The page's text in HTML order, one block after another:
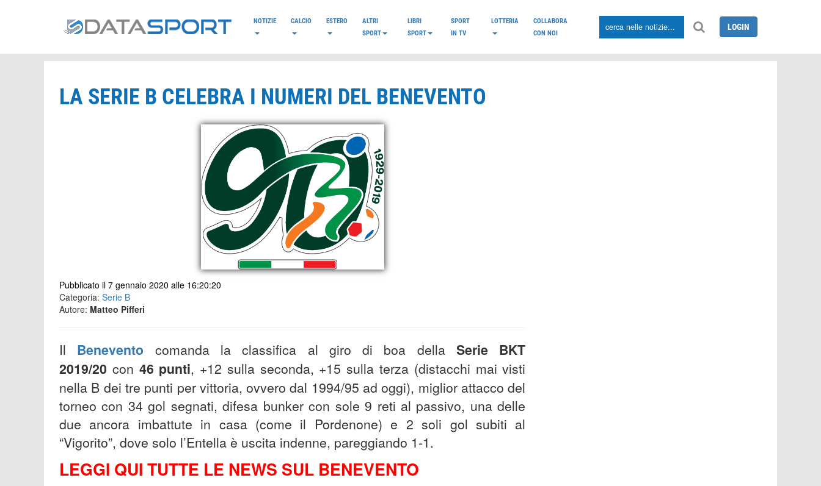
NOTIZIE CALCIO ESTERO
ALTRI
SPORT
LIBRI
SPORT
SPORT
IN TV
LOTTERIA
COLLABORA
CON NOI
LOGIN
LA SERIE B CELEBRA I NUMERI DEL BENEVENTO
Pubblicato il 7 gennaio 2020 alle 16:20:20
Categoria: Serie B
Autore: Matteo Pifferi
Il Benevento comanda la classifica al giro di boa dellaSerie BKT
2019/20 con 46 punti, +12 sulla seconda, +15 sulla terza (distacchi mai visti
nella B dei tre punti per vittoria, ovvero dal 1994/95 ad oggi), miglior attacco del
torneo con 34 gol segnati, difesa bunker con sole 9 reti al passivo, una delle
due ancora imbattute in casa (come il Pordenone) e 2 soli gol subiti al
“Vigorito”, dove solo l’Entella è uscita indenne, pareggiando 1-1.
LEGGI QUI TUTTE LE NEWS SUL BENEVENTO